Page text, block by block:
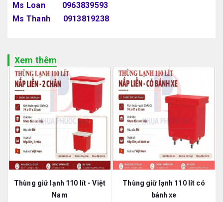
Ms Loan 0963839593
Ms Thanh 0913819238
Xem thêm
Thùng giữ lạnh 110 lít - Việt
Nam
Thùng giữ lạnh 110 lít có
bánh xe